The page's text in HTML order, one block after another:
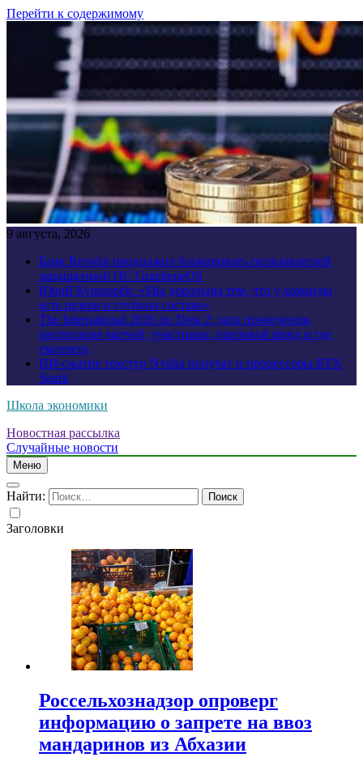
Перейти к содержимому
9 августа, 2026
Банк Revolut продолжил блокировать пользователей
защищенной ОС GrapheneOS
Юрий Кушнарёв: «Мы довольны тем, что у команды
есть резерв и глубина состава»
The International 2026 по Dota 2: дата проведения,
расписание матчей, участники, призовой фонд и где
смотреть
ИИ-сжатие текстур Nvidia получат и процессоры RTX
Spark
Школа экономики
Новостная рассылка
Случайные новости
Меню
Найти:
Заголовки
Россельхознадзор опроверг
информацию о запрете на ввоз
мандаринов из Абхазии